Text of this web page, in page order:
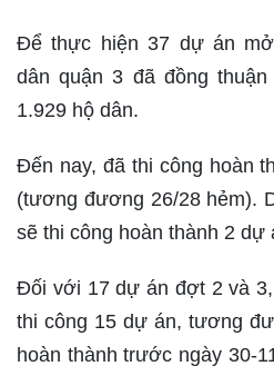
Để thực hiện 37 dự án
dân quận 3 đã đồng
1.929 hộ dân.
Đến nay, đã thi công hoàn
(tương đương 26/28 hẻm).
sẽ thi công hoàn thành 2 dự
Đối với 17 dự án đợt 2 và
thi công 15 dự án, tương
hoàn thành trước ngày 30-